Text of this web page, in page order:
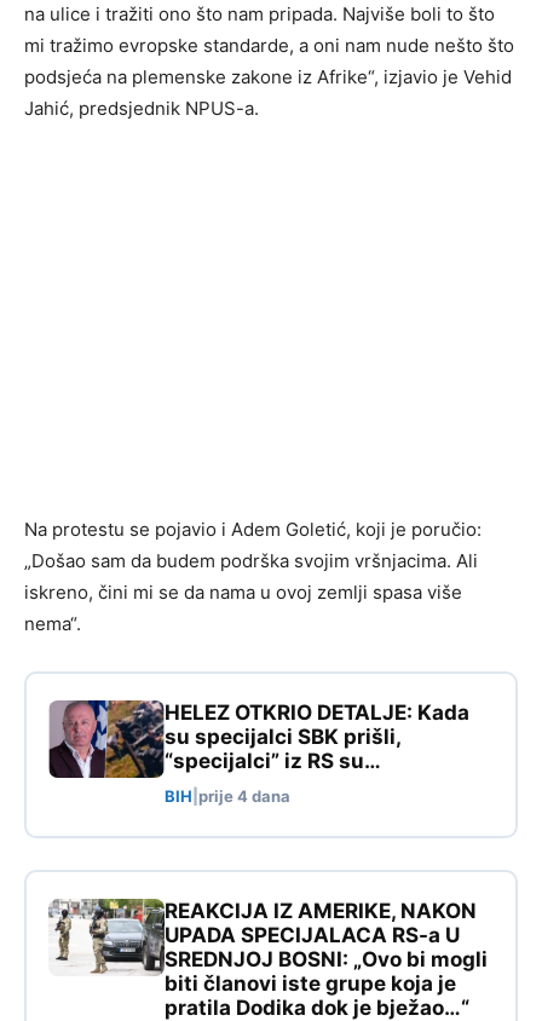
na ulice i tražiti ono što nam pripada. Najviše boli to što
mi tražimo evropske standarde, a oni nam nude nešto što
podsjeća na plemenske zakone iz Afrike“, izjavio je Vehid
Jahić, predsjednik NPUS-a.
Na protestu se pojavio i Adem Goletić, koji je poručio:
„Došao sam da budem podrška svojim vršnjacima. Ali
iskreno, čini mi se da nama u ovoj zemlji spasa više
nema“.
HELEZ OTKRIO DETALJE: Kada
su specijalci SBK prišli,
“specijalci” iz RS su…
BIH prije 4 dana
REAKCIJA IZ AMERIKE, NAKON
UPADA SPECIJALACA RS-a U
SREDNJOJ BOSNI: „Ovo bi mogli
biti članovi iste grupe koja je
pratila Dodika dok je bježao…“